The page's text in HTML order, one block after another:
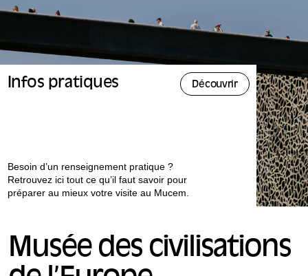
Infos pratiques Découvrir
Besoin d’un renseignement pratique ?
Retrouvez ici tout ce qu’il faut savoir pour
préparer au mieux votre visite au Mucem.
Musée des civilisations